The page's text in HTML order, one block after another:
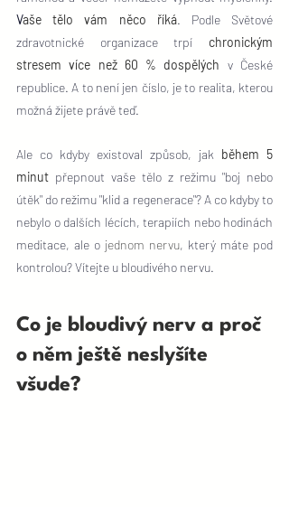
Vaše tělo vám něco říká. Podle Světové
zdravotnické organizace trpí chronickým
stresem více než 60 % dospělých v České
republice. A to není jen číslo, je to realita, kterou
možná žijete právě teď.
Ale co kdyby existoval způsob, jak během 5
minut přepnout vaše tělo z režimu "boj nebo
útěk" do režimu "klid a regenerace"? A co kdyby to
nebylo o dalších lécích, terapiích nebo hodinách
meditace, ale o jednom nervu, který máte pod
kontrolou? Vítejte u bloudivého nervu.
Co je bloudivý nerv a proč
o něm ještě neslyšíte
všude?